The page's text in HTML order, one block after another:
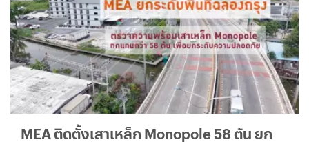
MEA ติดตั้งเสาเหล็ก Monopole 58 ต้น ยก